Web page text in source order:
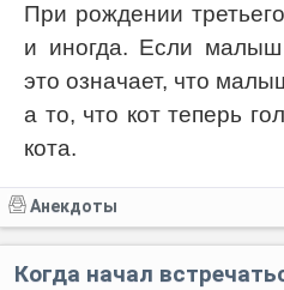
При рождении
и иногда. Если
это означает, что
а то, что кот теперь
кота.
Анекдоты
Когда начал